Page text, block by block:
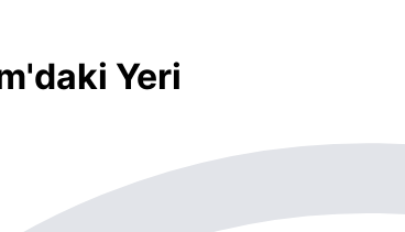
Yeri